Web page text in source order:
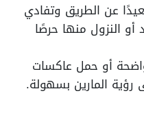
عن الطريق وتفادي
أو النزول منها حرصًا
أو حمل عاكسات
المارين بسهولة.